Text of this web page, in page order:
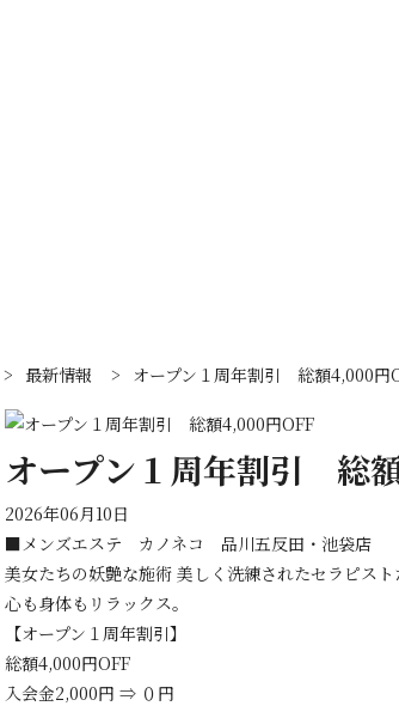
> 最新情報 > オープン１周年割引 総額4,000円
オープン１周年割引 総
2026年06月10日
■メンズエステ カノネコ 品川五反田・池袋店
美女たちの妖艶な施術 美しく洗練されたセラピス
心も身体もリラックス。
【オープン１周年割引】
総額4,000円OFF
入会金2,000円 ⇒ ０円